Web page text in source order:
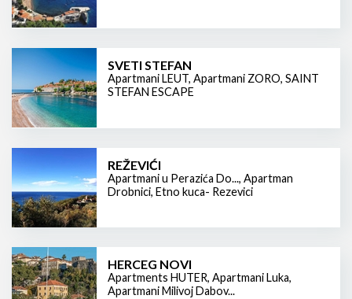
SVETI STEFAN
Apartmani LEUT, Apartmani ZORO, SAINT
STEFAN ESCAPE
REŽEVIĆI
Apartmani u Perazića Do..., Apartman
Drobnici, Etno kuca- Rezevici
HERCEG NOVI
Apartments HUTER, Apartmani Luka,
Apartmani Milivoj Dabov...